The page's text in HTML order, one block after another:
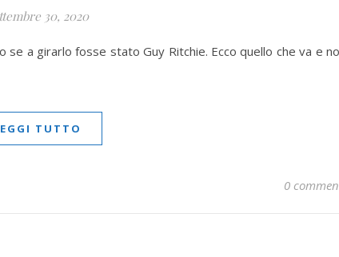
30, 2020
a girarlo fosse stato Guy Ritchie. Ecco quello che va e
TUTTO
0